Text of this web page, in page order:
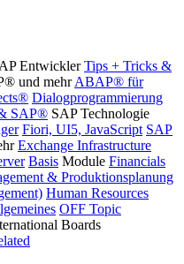
Entwickler Tips + Tricks &
und mehr ABAP® für
Dialogprogrammierung
SAP® SAP Technologie
Fiori, UI5, JavaScript SAP
Exchange Infrastructure
Basis Module Financials
& Produktionsplanung
Human Resources
OFF Topic
Boards